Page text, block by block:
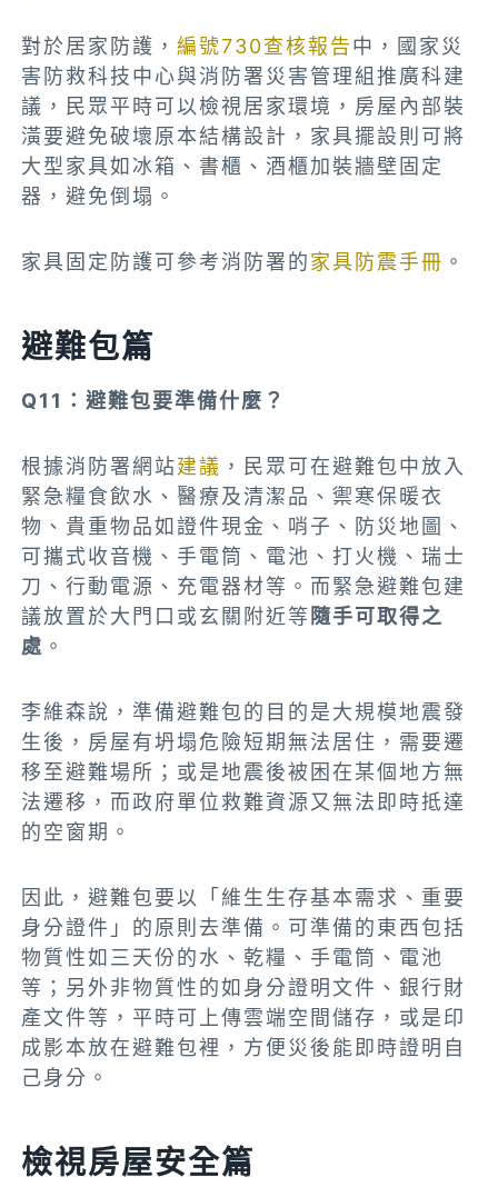
對於居家防護，編號730查核報告中，國家災
害防救科技中心與消防署災害管理組推廣科建
議，民眾平時可以檢視居家環境，房屋內部裝
潢要避免破壞原本結構設計，家具擺設則可將
大型家具如冰箱、書櫃、酒櫃加裝牆壁固定
器，避免倒塌。
家具固定防護可參考消防署的家具防震手冊 。
避難包篇
Q11：避難包要準備什麼？
根據消防署網站建議 ，民眾可在避難包中放入
緊急糧食飲水、醫療及清潔品、禦寒保暖衣
物、貴重物品如證件現金、哨子、防災地圖、
可攜式收音機、手電筒、電池、打火機、瑞士
刀、行動電源、充電器材等。而緊急避難包建
議放置於大門口或玄關附近等 隨手可取得之
處 。
李維森說，準備避難包的目的是大規模地震發
生後，房屋有坍塌危險短期無法居住，需要遷
移至避難場所；或是地震後被困在某個地方無
法遷移，而政府單位救難資源又無法即時抵達
的空窗期。
因此，避難包要以「維生生存基本需求、重要
身分證件」的原則去準備。可準備的東西包括
物質性如三天份的水、乾糧、手電筒、電池
等；另外非物質性的如身分證明文件、銀行財
產文件等，平時可上傳雲端空間儲存，或是印
成影本放在避難包裡，方便災後能即時證明自
己身分。
檢視房屋安全篇